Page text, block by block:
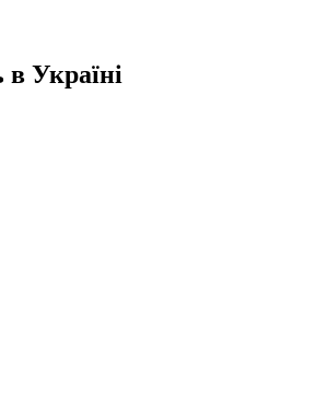
в Україні